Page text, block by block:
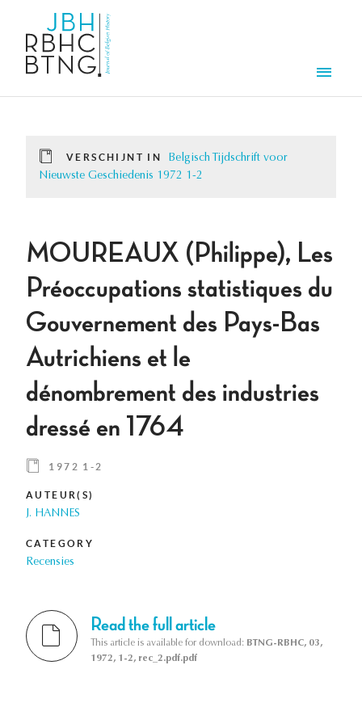
VERSCHIJNT IN
Belgisch Tijdschrift voor
Nieuwste Geschiedenis 1972 1-2
MOUREAUX (Philippe), Les
Préoccupations statistiques du
Gouvernement des Pays-Bas
Autrichiens et le
dénombrement des industries
dressé en 1764
1972 1-2
AUTEUR(S)
J. HANNES
CATEGORY
Recensies
Read the full article
This article is available for download: BTNG-RBHC, 03,
1972, 1-2, rec_2.pdf.pdf